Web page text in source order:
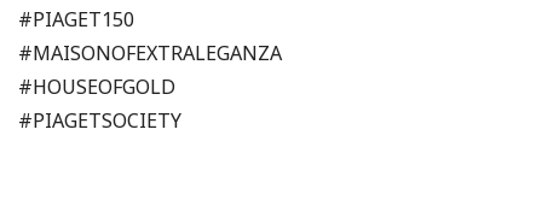
#PIAGET150
#MAISONOFEXTRALEGANZA
#HOUSEOFGOLD
#PIAGETSOCIETY